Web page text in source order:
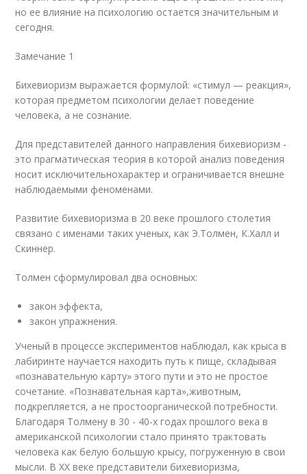
но ее влияние на психологию остается значительным и
сегодня.
Замечание 1
Бихевиоризм выражается формулой: «стимул — реакция»,
которая предметом психологии делает поведение
человека, а не сознание.
Для представителей данного направления бихевиоризм -
это прагматическая теория в которой анализ поведения
носит исключительнохарактер и ограничивается внешне
наблюдаемыми феноменами.
Развитие бихевиоризма в 20 веке прошлого столетия
связано с именами таких ученых, как Э.Толмен, К.Халл и
Скиннер.
Толмен сформулировал два основных:
закон эффекта,
закон упражнения.
Ученый в процессе экспериментов наблюдал, как крыса в
лабиринте научается находить путь к пище, складывая
«познавательную карту» этого пути и это не простое
сочетание. «Познавательная карта»,животным,
подкрепляется, а не простоорганической потребности.
Благодаря Толмену в 30 - 40-х годах прошлого века в
американской психологии стало принято трактовать
человека как белую большую крысу, погруженную в свои
мысли. В XX веке представители бихевиоризма,